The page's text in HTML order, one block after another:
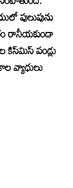
పులుపును
రానీయకుండా
కిస్‌మిస్ పండ్లు
వ్యాధులు